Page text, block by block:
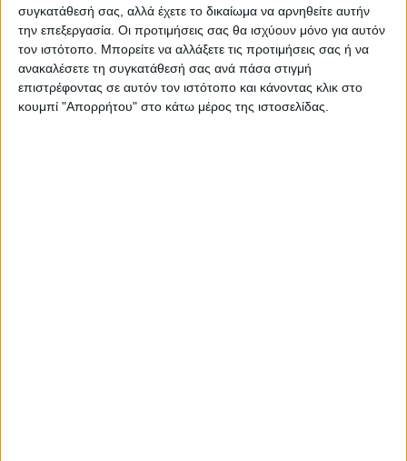
συγκατάθεσή σας, αλλά έχετε το δικαίωμα να αρνηθείτε αυτήν
την επεξεργασία. Οι προτιμήσεις σας θα ισχύουν μόνο για αυτόν
τον ιστότοπο. Μπορείτε να αλλάξετε τις προτιμήσεις σας ή να
ανακαλέσετε τη συγκατάθεσή σας ανά πάσα στιγμή
επιστρέφοντας σε αυτόν τον ιστότοπο και κάνοντας κλικ στο
κουμπί "Απορρήτου" στο κάτω μέρος της ιστοσελίδας.
βάδην